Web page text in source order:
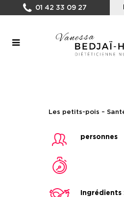
01 42 33 09 27
Les petits-pois –
personnes
Ingrédients